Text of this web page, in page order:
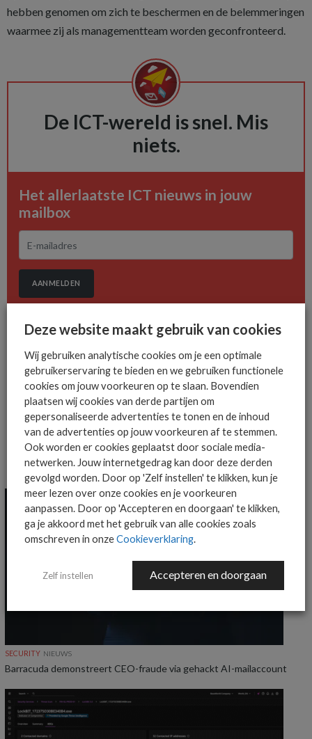
hebben genomen om zich te beschermen en de belemmeringen
waarmee zij als managementteam worden geconfronteerd.
De ICT-wereld is snel. Mis
niets.
Het allerlaatste ICT nieuws in jouw
mailbox
AANMELDEN
MEER OVER DARK WEB KASPERSKY
MEER SECURITY NIEUWS
SECURITY NIEUWS
Barracuda demonstreert CEO-fraude via gehackt AI-mailaccount
Deze website maakt gebruik van cookies
Wij gebruiken analytische cookies om je een optimale
gebruikerservaring te bieden en we gebruiken functionele
cookies om jouw voorkeuren op te slaan. Bovendien
plaatsen wij cookies van derde partijen om
gepersonaliseerde advertenties te tonen en de inhoud
van de advertenties op jouw voorkeuren af te stemmen.
Ook worden er cookies geplaatst door sociale media-
netwerken. Jouw internetgedrag kan door deze derden
gevolgd worden. Door op 'Zelf instellen' te klikken, kun je
meer lezen over onze cookies en je voorkeuren
aanpassen. Door op 'Accepteren en doorgaan' te klikken,
ga je akkoord met het gebruik van alle cookies zoals
omschreven in onzeCookieverklaring.
Zelf instellen Accepteren en doorgaan